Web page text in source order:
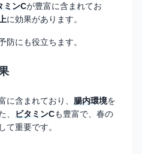
ミンCが豊富に含まれてお
に効果があります。
防にも役立ちます。
に含まれており、 腸内環境を
、 ビタミンCも豊富で、春の
て重要です。